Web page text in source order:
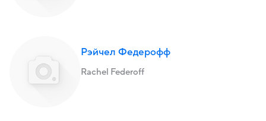
Рэйчел Федерофф
Rachel Federoff